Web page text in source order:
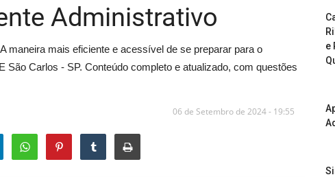
Administrativo
maneira mais eficiente e acessível de se preparar para o
Carlos - SP. Conteúdo completo e atualizado, com questões
06 de Setembro de 2024 - 19:55
e